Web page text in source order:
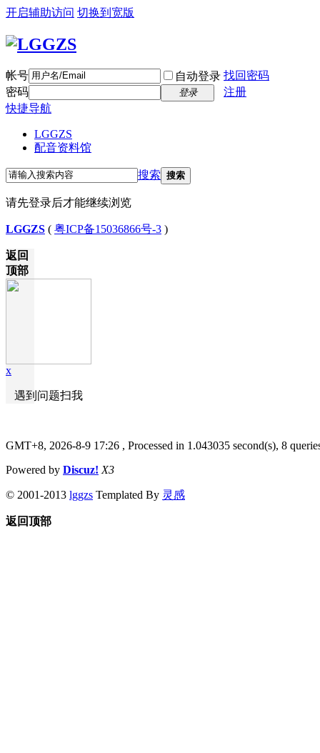
开启辅助访问 切换到宽版
帐号 自动登录 找回密码
密码
登录
注册
快捷导航
LGGZS
配音资料馆
搜索 搜索
请先登录后才能继续浏览
LGGZS ( 粤ICP备15036866号-3 )
返回
顶部
x
遇到问题扫我
GMT+8, 2026-8-9 17:26 , Processed in 1.043035 second(s), 8
Powered by Discuz! X3
© 2001-2013 lggzs Templated By 灵感
返回顶部